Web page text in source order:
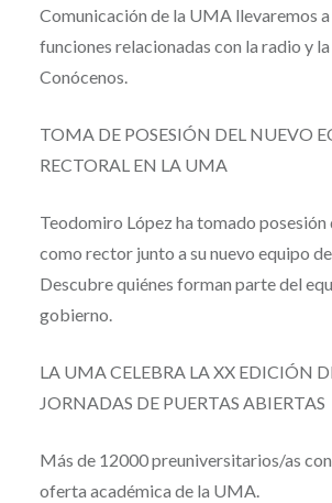
Comunicación de la UMA llevaremos
funciones relacionadas con la radio y
Conócenos.
TOMA DE POSESIÓN DEL NUEVO
RECTORAL EN LA UMA
Teodomiro López ha tomado posesión
como rector junto a su nuevo equipo
Descubre quiénes forman parte del
gobierno.
LA UMA CELEBRA LA XX EDICIÓN
JORNADAS DE PUERTAS ABIERTAS
Más de 12000 preuniversitarios/as
oferta académica de la UMA.